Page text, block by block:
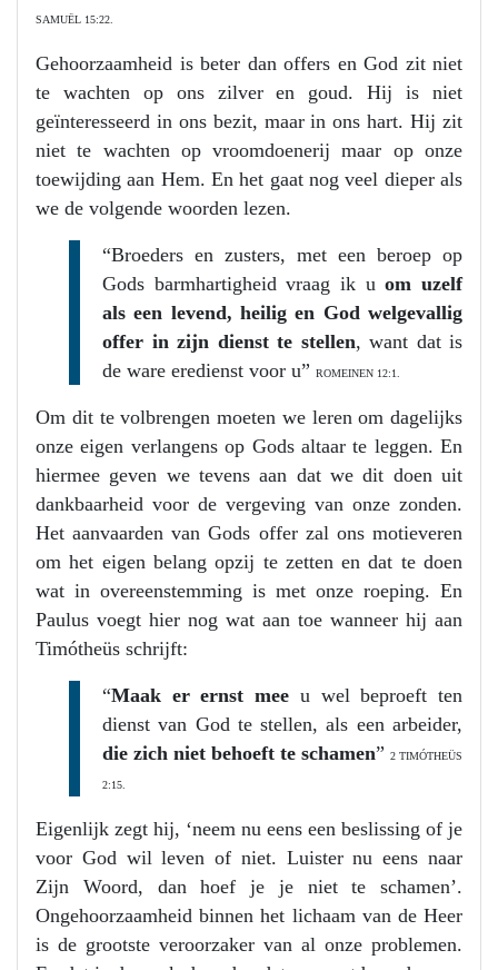
SAMUËL 15:22.
Gehoorzaamheid is beter dan offers en God zit niet
te wachten op ons zilver en goud. Hij is niet
geïnteresseerd in ons bezit, maar in ons hart. Hij zit
niet te wachten op vroomdoenerij maar op onze
toewijding aan Hem. En het gaat nog veel dieper als
we de volgende woorden lezen.
“Broeders en zusters, met een beroep op
Gods barmhartigheid vraag ik uom uzelf
als een levend, heilig en God welgevallig
offer in zijn dienst te stellen, want dat is
de ware eredienst voor u” ROMEINEN 12:1.
Om dit te volbrengen moeten we leren om dagelijks
onze eigen verlangens op Gods altaar te leggen. En
hiermee geven we tevens aan dat we dit doen uit
dankbaarheid voor de vergeving van onze zonden.
Het aanvaarden van Gods offer zal ons motieveren
om het eigen belang opzij te zetten en dat te doen
wat in overeenstemming is met onze roeping. En
Paulus voegt hier nog wat aan toe wanneer hij aan
Timótheüs schrijft:
“Maak er ernst mee u wel beproeft ten
dienst van God te stellen, als een arbeider,
die zich niet behoeft te schamen” 2 TIMÓTHEÜS
2:15.
Eigenlijk zegt hij, ‘neem nu eens een beslissing of je
voor God wil leven of niet. Luister nu eens naar
Zijn Woord, dan hoef je je niet te schamen’.
Ongehoorzaamheid binnen het lichaam van de Heer
is de grootste veroorzaker van al onze problemen.